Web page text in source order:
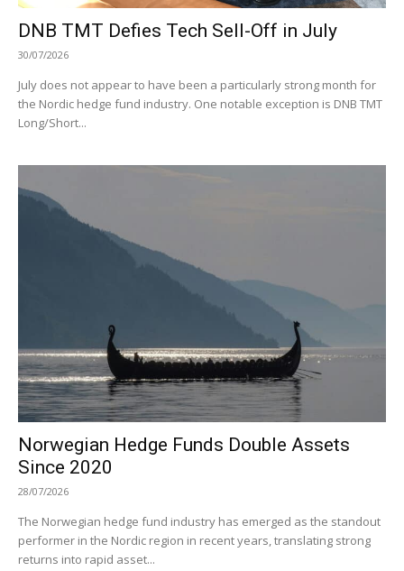
DNB TMT Defies Tech Sell-Off in July
30/07/2026
July does not appear to have been a particularly strong month for
the Nordic hedge fund industry. One notable exception is DNB TMT
Long/Short...
Norwegian Hedge Funds Double Assets
Since 2020
28/07/2026
The Norwegian hedge fund industry has emerged as the standout
performer in the Nordic region in recent years, translating strong
returns into rapid asset...